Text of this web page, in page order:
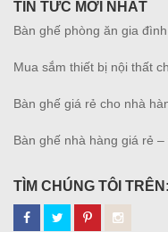
TIN TỨC MỚI NHẤT
Bàn ghế phòng ăn gia
Mua sắm thiết bị nội thất
Bàn ghế giá rẻ cho nhà
Bàn ghế nhà hàng giá rẻ
TÌM CHÚNG TÔI TRÊN: